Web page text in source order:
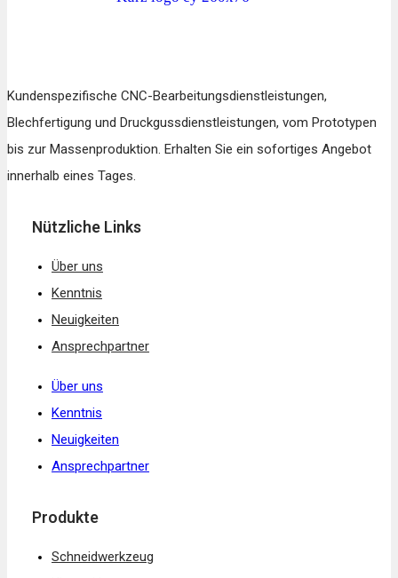
Kundenspezifische CNC-Bearbeitungsdienstleistungen,
Blechfertigung und Druckgussdienstleistungen, vom Prototypen
bis zur Massenproduktion. Erhalten Sie ein sofortiges Angebot
innerhalb eines Tages.
Nützliche Links
Über uns
Kenntnis
Neuigkeiten
Ansprechpartner
Über uns
Kenntnis
Neuigkeiten
Ansprechpartner
Produkte
Schneidwerkzeug